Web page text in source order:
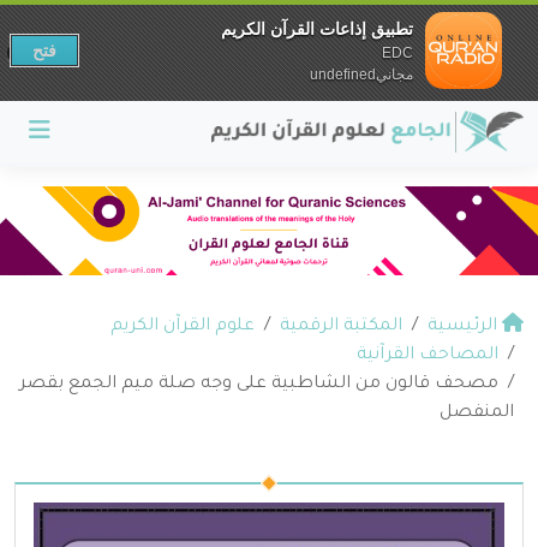
الرئيسية المكتبة الرقمية
علوم القرآن الكريم
المصاحف القرآنية
مصحف قالون من الشاطبية على وجه صلة ميم الجمع بقصر
المنفصل
تطبيق إذاعات القرآن الكريم
EDC
مجانيundefined
فتح